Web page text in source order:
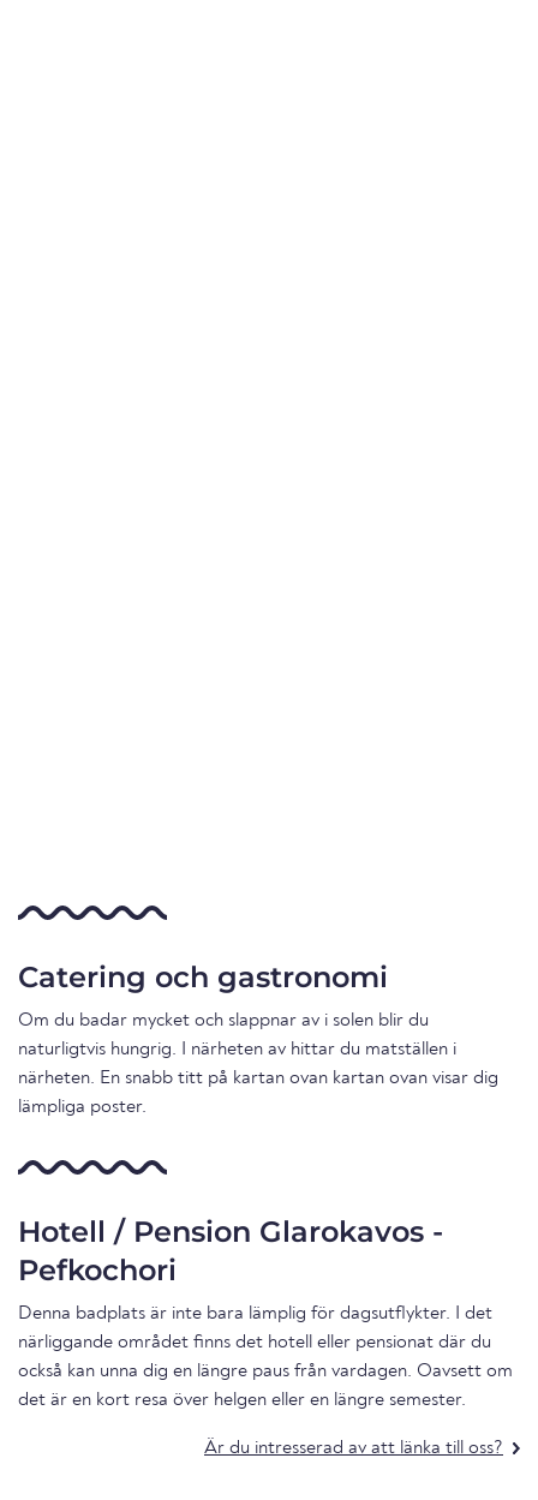
Catering och gastronomi
Om du badar mycket och slappnar av i solen blir du
naturligtvis hungrig. I närheten av hittar du matställen i
närheten. En snabb titt på kartan ovan kartan ovan visar dig
lämpliga poster.
Hotell / Pension Glarokavos -
Pefkochori
Denna badplats är inte bara lämplig för dagsutflykter. I det
närliggande området finns det hotell eller pensionat där du
också kan unna dig en längre paus från vardagen. Oavsett om
det är en kort resa över helgen eller en längre semester.
Är du intresserad av att länka till oss?